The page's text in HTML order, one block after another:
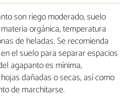
son riego moderado, suelo
orgánica, temperatura
de heladas. Se recomienda
el suelo para separar espacios
agapanto es mínima,
dañadas o secas, así como
de marchitarse.